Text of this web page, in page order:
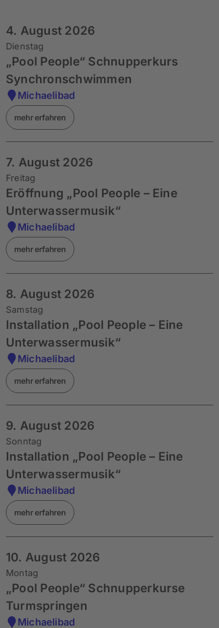
4. August 2026
Dienstag
„Pool People“ Schnupperkurs
Synchronschwimmen
Michaelibad
mehr erfahren
7. August 2026
Freitag
Eröffnung „Pool People – Eine
Unterwassermusik“
Michaelibad
mehr erfahren
8. August 2026
Samstag
Installation „Pool People – Eine
Unterwassermusik“
Michaelibad
mehr erfahren
9. August 2026
Sonntag
Installation „Pool People – Eine
Unterwassermusik“
Michaelibad
mehr erfahren
10. August 2026
Montag
„Pool People“ Schnupperkurse
Turmspringen
Michaelibad